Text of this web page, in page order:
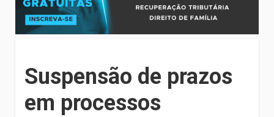
Suspensão de prazos
em processos